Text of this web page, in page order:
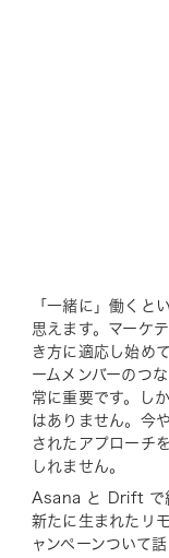
「一緒に」働くと
思えます。マーケ
き方に適応し始め
ームメンバーのつ
常に重要です。し
はありません。今
されたアプローチ
しれません。
Asana と Drift で
新たに生まれたリ
ャンペーンついて